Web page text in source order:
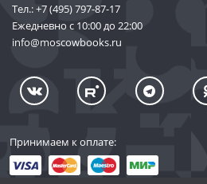
Тел.:+7 (495) 797-87-17
Ежедневно с 10:00 до 22:00
info@moscowbooks.ru
Принимаем к оплате: